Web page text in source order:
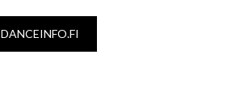
DANCEINFO.FI